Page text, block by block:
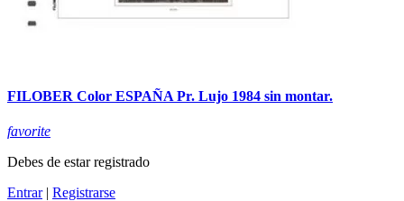
FILOBER Color ESPAÑA Pr. Lujo 1984 sin montar.
favorite
Debes de estar registrado
Entrar| Registrarse